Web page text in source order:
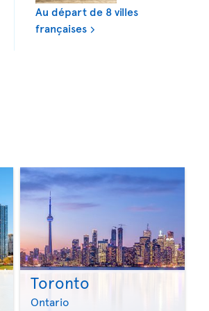
Au départ de 8 villes
françaises
>
Toronto
Ontario